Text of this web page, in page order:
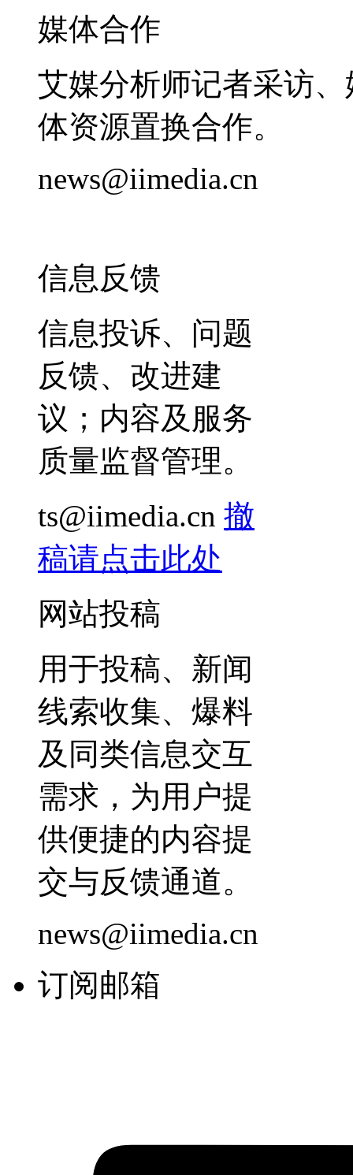
媒体合作
艾媒分析师记者采访
体资源置换合作。
news@iimedia.cn
信息反馈
信息投诉、问题
反馈、改进建
议；内容及服务
质量监督管理。
ts@iimedia.cn 撤
稿请点击此处
网站投稿
用于投稿、新闻
线索收集、爆料
及同类信息交互
需求，为用户提
供便捷的内容提
交与反馈通道。
news@iimedia.cn
订阅邮箱